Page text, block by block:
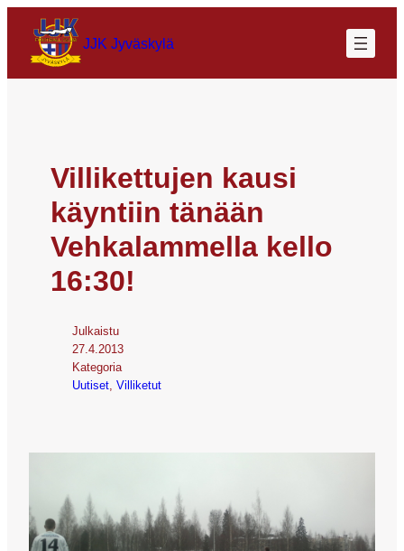
JJK Jyväskylä
Villikettujen kausi
käyntiin tänään
Vehkalammella kello
16:30!
Julkaistu
27.4.2013
Kategoria
Uutiset Villiketut